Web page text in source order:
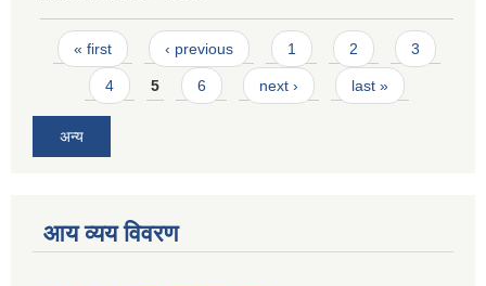
Pages
« first ‹ previous 1 2 3
4 5 6 next › last »
अन्य
आय व्यय विवरण